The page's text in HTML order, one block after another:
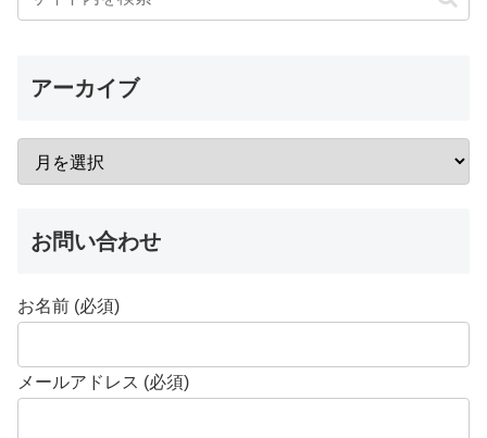
アーカイブ
お問い合わせ
お名前 (必須)
メールアドレス (必須)